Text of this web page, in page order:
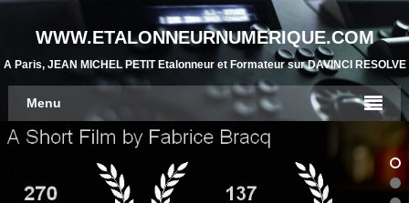
WWW.ETALONNEURNUMERIQUE.COM
A Paris, JEAN MICHEL PETIT Etalonneur et Formateur sur DAVINCI RESOLVE
Menu